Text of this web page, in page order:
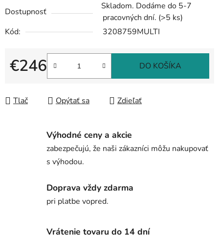
Dostupnosť
Skladom. Dodáme do 5-7
pracovných dní. (>5 ks)
Kód:
3208759MULTI
€246
Jednotková cena:
DO KOŠÍKA
Tlač Opýtať sa Zdieľať
Výhodné ceny a akcie
zabezpečujú, že naši zákazníci môžu nakupovať
s výhodou.
Doprava vždy zdarma
pri platbe vopred.
Vrátenie tovaru do 14 dní